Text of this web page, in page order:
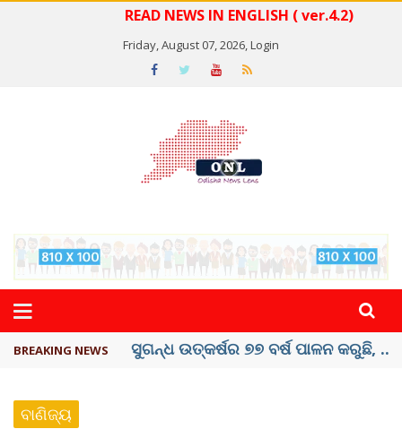
READ NEWS IN ENGLISH ( ver.4.2)
Friday, August 07, 2026,Login
BREAKING NEWS ୟୁପିଆଇ ଓ ଅନ୍ୟାନ୍ୟ ଡିଜିଟାଲ୍ ନେଣଦେଣ ...
ବାଣିଜ୍ୟ